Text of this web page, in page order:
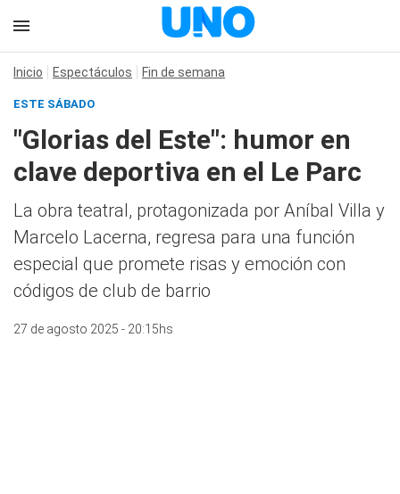
Inicio Espectáculos Fin de semana
ESTE SÁBADO
"Glorias del Este": humor en
clave deportiva en el Le Parc
La obra teatral, protagonizada por Aníbal Villa y
Marcelo Lacerna, regresa para una función
especial que promete risas y emoción con
códigos de club de barrio
27 de agosto 2025 - 20:15hs